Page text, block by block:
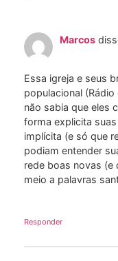
Marcos
Essa igreja e seus
populacional
não sabia que eles
forma explicita
implícita (e só que
podiam entender
rede boas novas (e
meio a palavras
Responder